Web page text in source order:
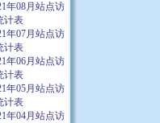
年08月站点访
计表
年07月站点访
计表
年06月站点访
计表
年05月站点访
计表
年04月站点访